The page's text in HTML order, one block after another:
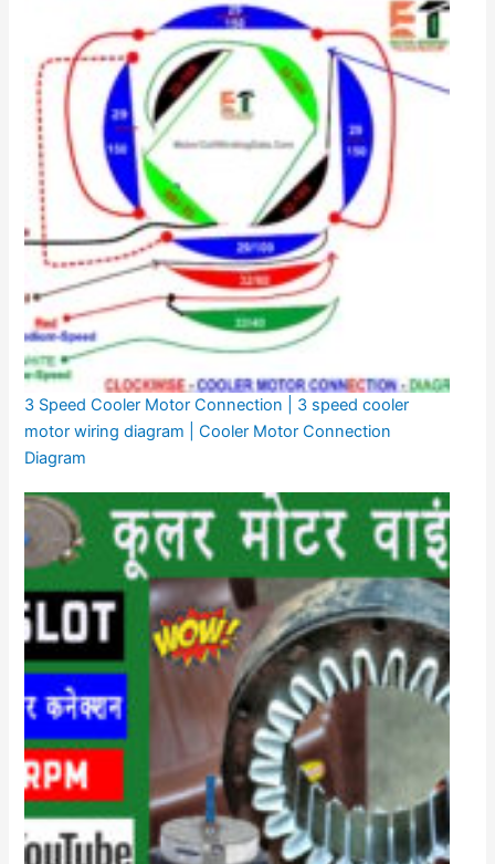
3 Speed Cooler Motor Connection | 3 speed cooler
motor wiring diagram | Cooler Motor Connection
Diagram